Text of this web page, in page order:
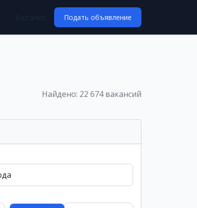
Подать объявление
Найдено: 22 674 вакансий